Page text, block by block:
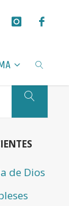
Buscar
de Dios